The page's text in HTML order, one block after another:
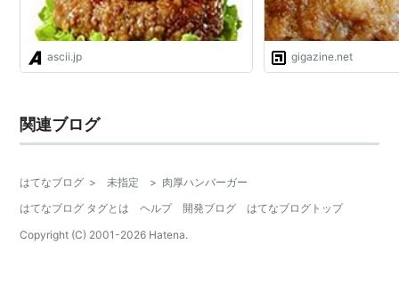
ascii.jp gigazine.net
関連ブログ
はてなブログ > 未指定 > 肉厚ハンバーガー
はてなブログ タグとは
ヘルプ 開発ブログ
はてなブログトップ
Copyright (C) 2001-2026 Hatena.